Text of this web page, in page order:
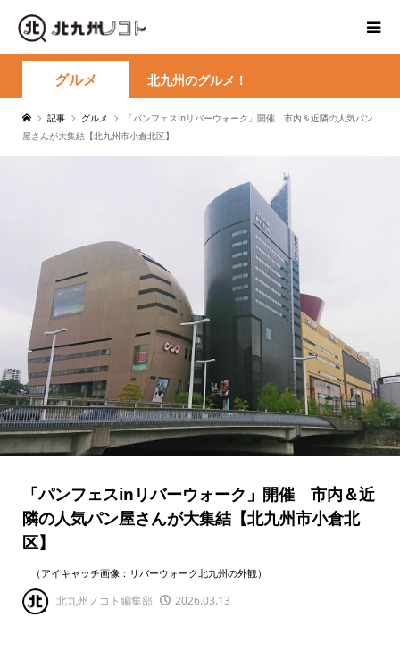
グルメ 北九州のグルメ！
記事 グルメ
「パンフェスinリバーウォーク」開催 市内＆近隣の人気パン
屋さんが大集結【北九州市小倉北区】
「パンフェスinリバーウォーク」開催 市内＆近
隣の人気パン屋さんが大集結【北九州市小倉北
区】
（アイキャッチ画像：リバーウォーク北九州の外観）
北九州ノコト編集部 2026.03.13